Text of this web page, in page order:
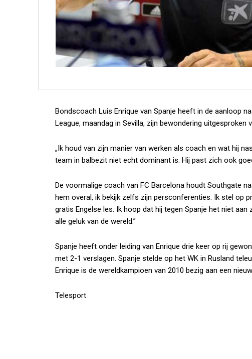
Bondscoach Luis Enrique van Spanje heeft in de aanloop
League, maandag in Sevilla, zijn bewondering
„Ik houd van zijn manier van werken als coach en wat hij
team in balbezit niet echt dominant is. Hij past zich ook
De voormalige coach van FC Barcelona houdt Southgate
hem overal, ik bekijk zelfs zijn persconferenties. Ik stel op
gratis Engelse les. Ik hoop dat hij tegen Spanje het niet
alle geluk van de wereld.”
Spanje heeft onder leiding van Enrique drie keer op rij
met 2-1 verslagen. Spanje stelde op het WK in Rusland
Enrique is de wereldkampioen van 2010 bezig aan een
Telesport